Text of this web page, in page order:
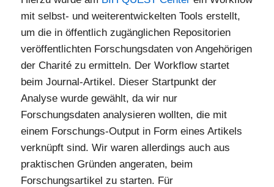
mit selbst- und weiterentwickelten Tools erstellt,
um die in öffentlich zugänglichen Repositorien
veröffentlichten Forschungsdaten von Angehörigen
der Charité zu ermitteln. Der Workflow startet
beim Journal-Artikel. Dieser Startpunkt der
Analyse wurde gewählt, da wir nur
Forschungsdaten analysieren wollten, die mit
einem Forschungs-Output in Form eines Artikels
verknüpft sind. Wir waren allerdings auch aus
praktischen Gründen angeraten, beim
Forschungsartikel zu starten. Für